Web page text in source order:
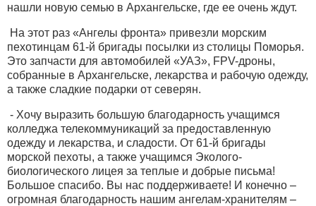
нашли новую семью в Архангельске, где ее очень ждут.
На этот раз «Ангелы фронта» привезли морским
пехотинцам 61-й бригады посылки из столицы Поморья.
Это запчасти для автомобилей «УАЗ», FPV-дроны,
собранные в Архангельске, лекарства и рабочую одежду,
а также сладкие подарки от северян.
- Хочу выразить большую благодарность учащимся
колледжа телекоммуникаций за предоставленную
одежду и лекарства, и сладости. От 61-й бригады
морской пехоты, а также учащимся Эколого-
биологического лицея за теплые и добрые письма!
Большое спасибо. Вы нас поддерживаете! И конечно –
огромная благодарность нашим ангелам-хранителям –